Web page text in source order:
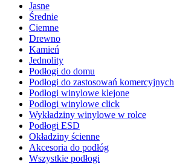
Jasne
Średnie
Ciemne
Drewno
Kamień
Jednolity
Podłogi do domu
Podłogi do zastosowań komercyjnych
Podłogi winylowe klejone
Podłogi winylowe click
Wykładziny winylowe w rolce
Podłogi ESD
Okładziny ścienne
Akcesoria do podłóg
Wszystkie podłogi